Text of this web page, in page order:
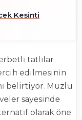
Kesinti
tatlılar
edilmesinin
belirtiyor. Muzlu
sayesinde
olarak öne